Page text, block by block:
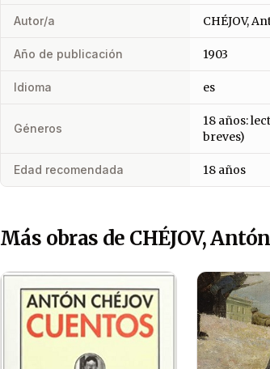
Autor/a CHÉJOV,
Año de publicación 1903
Idioma es
Géneros
18 años:
breves)
Edad recomendada 18 años
Más obras de CHÉJOV, Antón